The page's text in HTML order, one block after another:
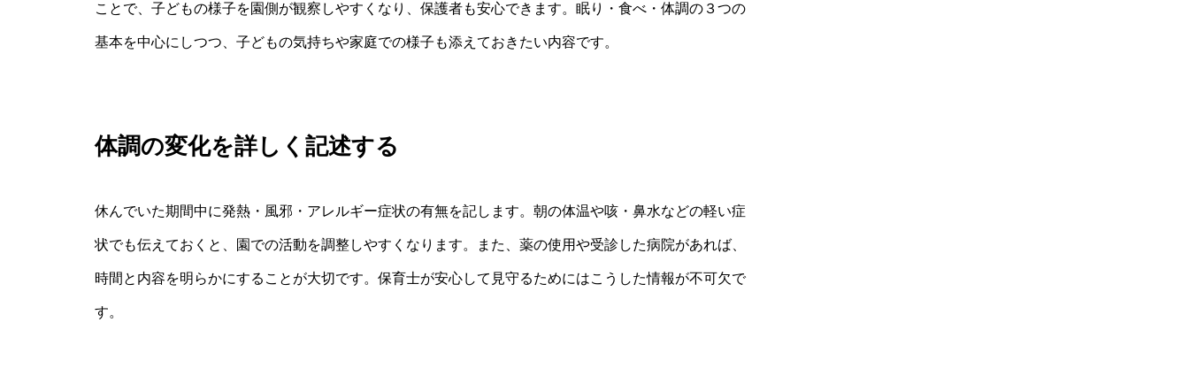
ことで、子どもの様子を園側が観察しやすくなり、保護者も安心できます。眠り・食べ・体調の３つの
基本を中心にしつつ、子どもの気持ちや家庭での様子も添えておきたい内容です。
体調の変化を詳しく記述する
休んでいた期間中に発熱・風邪・アレルギー症状の有無を記します。朝の体温や咳・鼻水などの軽い症
状でも伝えておくと、園での活動を調整しやすくなります。また、薬の使用や受診した病院があれば、
時間と内容を明らかにすることが大切です。保育士が安心して見守るためにはこうした情報が不可欠で
す。